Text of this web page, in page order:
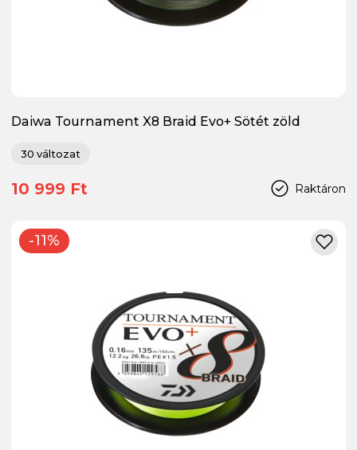
Daiwa Tournament X8 Braid Evo+ Sötét zöld
30 változat
Raktáron
10 999 Ft
-11%